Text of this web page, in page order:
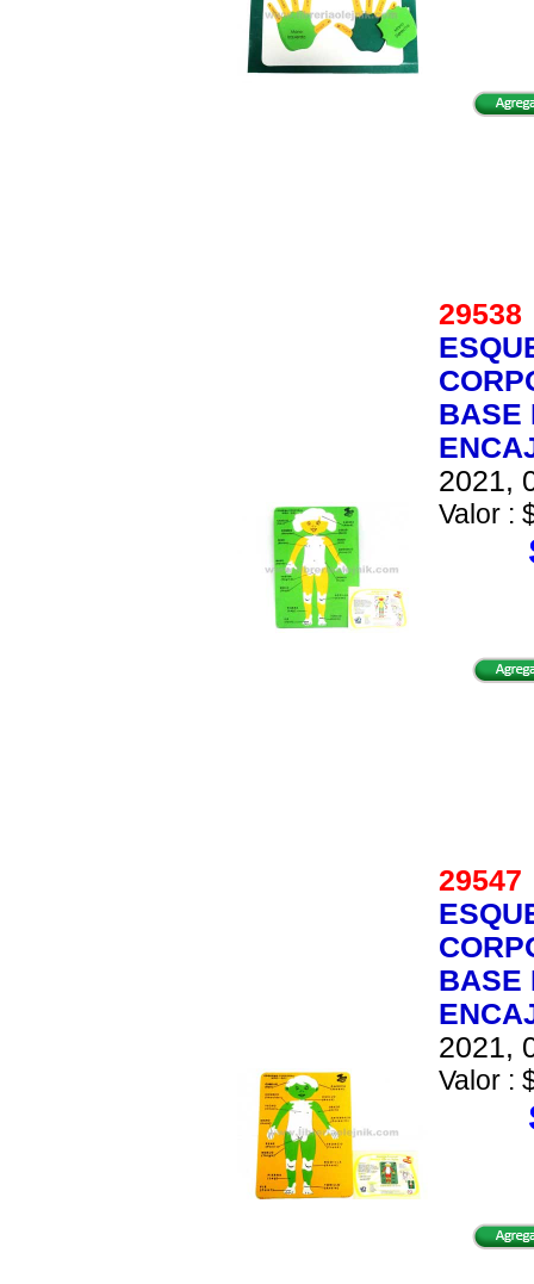
BASE
2021,
Valor :
BASE
2021,
Valor :